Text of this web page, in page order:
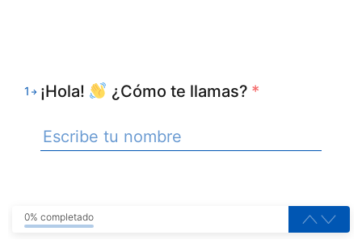
1 ¡Hola! ¿Cómo te llamas? *
0% completado